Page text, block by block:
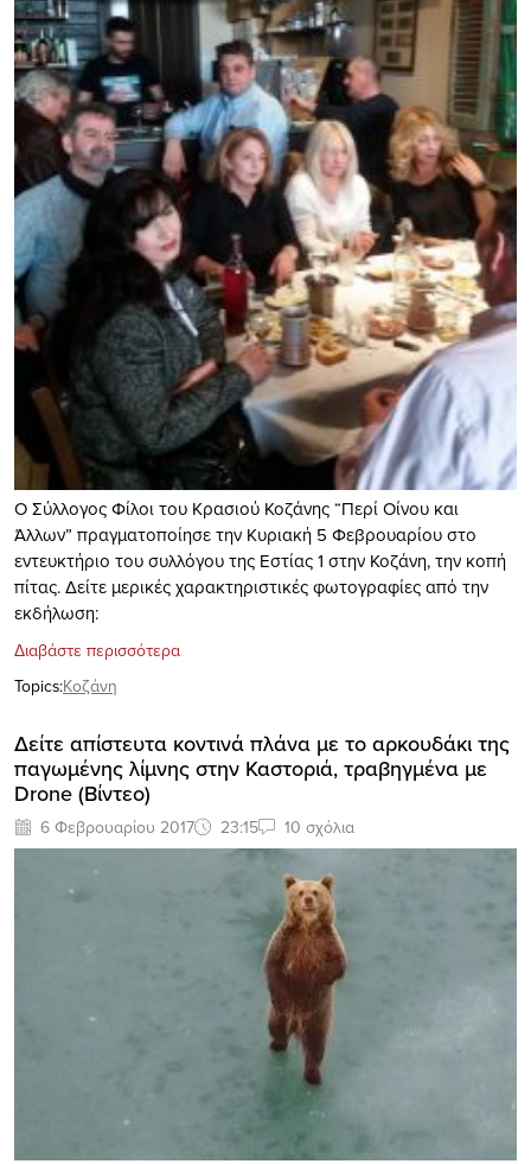
Ο Σύλλογος Φίλοι του Κρασιού Κοζάνης “Περί Οίνου και
Άλλων” πραγματοποίησε την Κυριακή 5 Φεβρουαρίου στο
εντευκτήριο του συλλόγου της Εστίας 1 στην Κοζάνη, την κοπή
πίτας. Δείτε μερικές χαρακτηριστικές φωτογραφίες από την
εκδήλωση:
Διαβάστε περισσότερα
Topics:Κοζάνη
Δείτε απίστευτα κοντινά πλάνα με τo αρκουδάκι της
παγωμένης λίμνης στην Καστοριά, τραβηγμένα με
Drone (Βίντεο)
6 Φεβρουαρίου 2017 23:15 10 σχόλια